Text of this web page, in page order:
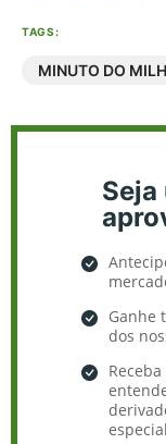
TAGS:
MINUTO DO
Seja
Ganhe
dos